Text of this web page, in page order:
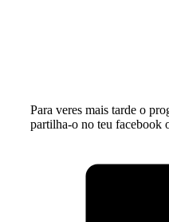
Para veres mais tarde o
partilha-o no teu facebook